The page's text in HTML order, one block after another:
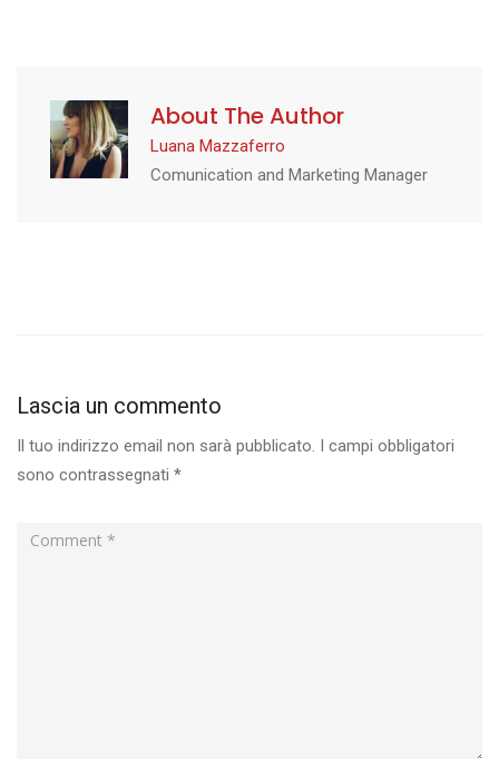
About The Author
Luana Mazzaferro
Comunication and Marketing Manager
Lascia un commento
Il tuo indirizzo email non sarà pubblicato. I campi obbligatori
sono contrassegnati *